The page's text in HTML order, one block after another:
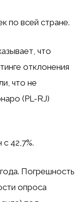
по всей стране.
что
отклонения
что не
(PL-RJ)
42,7%.
Погрешность
опроса